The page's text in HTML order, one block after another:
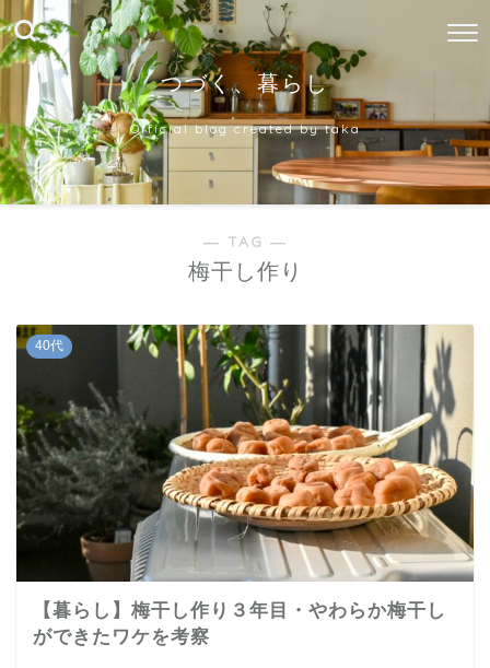
つづく、暮らし
Official blog created by taka
― TAG ―
梅干し作り
40代
【暮らし】梅干し作り３年目・やわらか梅干し
ができたワケを考察